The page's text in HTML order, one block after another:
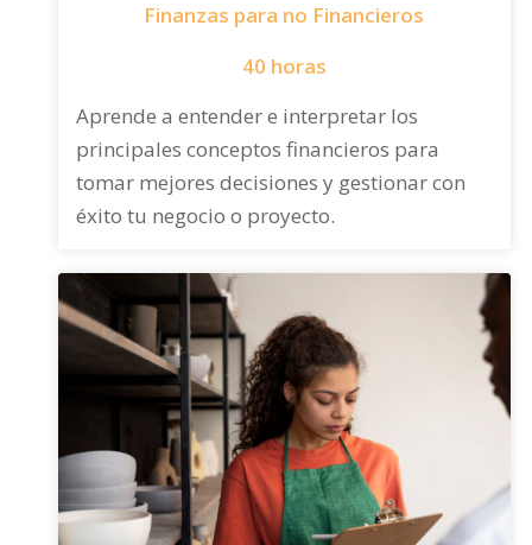
Finanzas para no Financieros
40 horas
Aprende a entender e interpretar los
principales conceptos financieros para
tomar mejores decisiones y gestionar con
éxito tu negocio o proyecto.